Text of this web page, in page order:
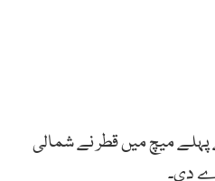
ایشین کپ 2019 کے پہلے میچ میں قطر نے شمالی